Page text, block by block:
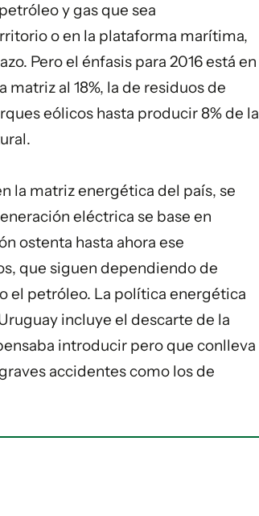
y gas que sea
o en la plataforma marítima,
Pero el énfasis para 2016 está en
al 18%, la de residuos de
eólicos hasta producir 8% de la
la matriz energética del país, se
eléctrica se base en
ostenta hasta ahora ese
que siguen dependiendo de
el petróleo. La política energética
incluye el descarte de la
introducir pero que conlleva
accidentes como los de